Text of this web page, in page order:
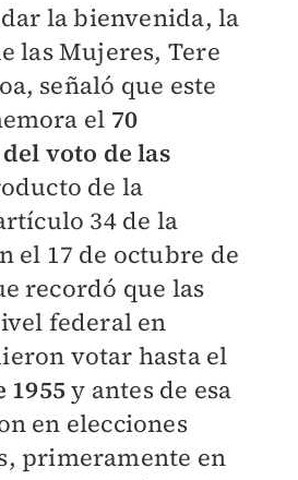
la bienvenida, la
las Mujeres, Tere
señaló que este
el 70
voto de las
de la
34 de la
el 17 de octubre de
recordó que las
federal en
votar hasta el
1955y antes de esa
en elecciones
primeramente en